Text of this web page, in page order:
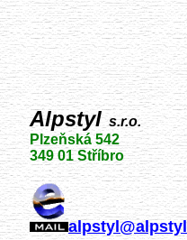
Alpstyl s.r.o.
Plzeňská 542
349 01 Stříbro